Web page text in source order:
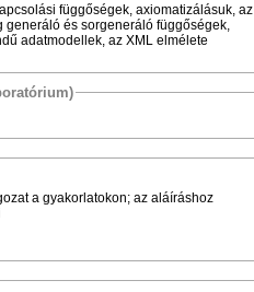
függőségek, axiomatizálásuk, az
és sorgeneráló függőségek,
adatmodellek, az XML elmélete
a gyakorlatokon; az aláíráshoz